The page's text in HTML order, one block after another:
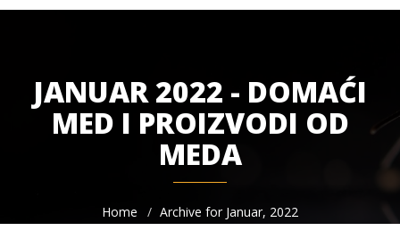
JANUAR 2022 - DOMAĆI
MED I PROIZVODI OD
MEDA
Home Archive for Januar, 2022